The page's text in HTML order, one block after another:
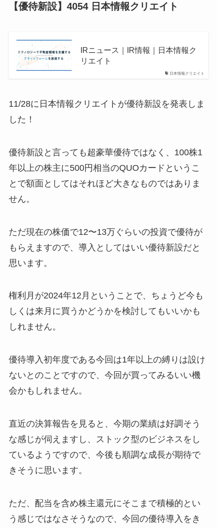
【優待新設】4054 日本情報クリエイト
日本情報クリエイト
IRニュース｜IR情報｜日本情報ク
リエイト
11/28に日本情報クリエイトが優待新設を発表しま
した！
優待新設と言っても超豪華優待ではなく、100株1
年以上の株主に500円相当のQUOカードというこ
とで額面としてはそれほど大きなものではありま
せん。
ただ現在の株価で12〜13万ぐらいの投資で優待が
もらえますので、導入としてはいい優待新設だと
思います。
権利月が2024年12月ということで、ちょうど今も
しくは来月に買うかどうかを検討してもいいかも
しれません。
優待導入初年度である今回は1年以上の縛りは設け
ないとのことですので、今回が買ってみるいい機
会かもしれません。
直近の決算報告を見ると、今期の業績は好調そう
な感じが伺えますし、ストック型のビジネスをし
ているようですので、今後も順調な成長が期待で
きそうに思います。
ただ、配当を含め株主還元にそこまで積極的とい
う感じではなさそうなので、今回の優待導入をき